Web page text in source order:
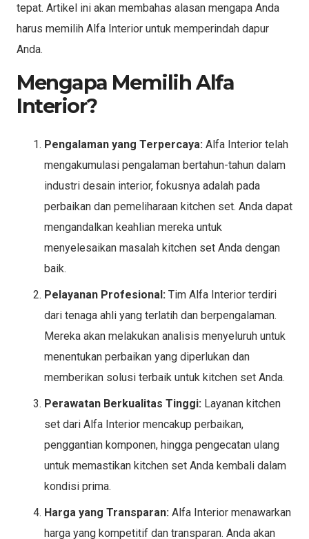
tepat. Artikel ini akan membahas alasan mengapa Anda
harus memilih Alfa Interior untuk memperindah dapur
Anda.
Mengapa Memilih Alfa
Interior?
Pengalaman yang Terpercaya: Alfa Interior telah
mengakumulasi pengalaman bertahun-tahun dalam
industri desain interior, fokusnya adalah pada
perbaikan dan pemeliharaan kitchen set. Anda dapat
mengandalkan keahlian mereka untuk
menyelesaikan masalah kitchen set Anda dengan
baik.
Pelayanan Profesional: Tim Alfa Interior terdiri
dari tenaga ahli yang terlatih dan berpengalaman.
Mereka akan melakukan analisis menyeluruh untuk
menentukan perbaikan yang diperlukan dan
memberikan solusi terbaik untuk kitchen set Anda.
Perawatan Berkualitas Tinggi: Layanan kitchen
set dari Alfa Interior mencakup perbaikan,
penggantian komponen, hingga pengecatan ulang
untuk memastikan kitchen set Anda kembali dalam
kondisi prima.
Harga yang Transparan: Alfa Interior menawarkan
harga yang kompetitif dan transparan. Anda akan